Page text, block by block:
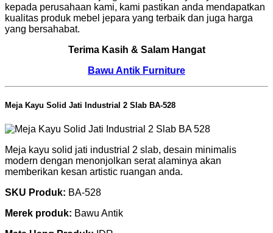
kepada perusahaan kami, kami pastikan anda mendapatkan
kualitas produk mebel jepara yang terbaik dan juga harga
yang bersahabat.
Terima Kasih & Salam Hangat
Bawu Antik Furniture
Meja Kayu Solid Jati Industrial 2 Slab BA-528
Meja kayu solid jati industrial 2 slab, desain minimalis
modern dengan menonjolkan serat alaminya akan
memberikan kesan artistic ruangan anda.
SKU Produk: BA-528
Merek produk: Bawu Antik